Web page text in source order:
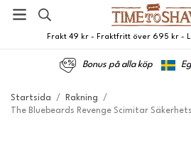
Frakt 49 kr - Fraktfritt över 695 kr -
Bonus på alla köp
Startsida / Rakning
/
The Bluebeards Revenge Scimitar